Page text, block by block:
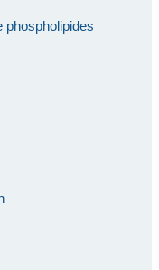
phospholipides